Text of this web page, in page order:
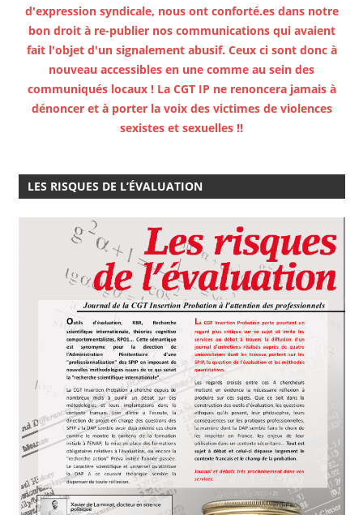
d'expression syndicale, nous ont conforté.es dans notre
bon droit à re-publier nos communications qui avaient
fait l'objet d'un signalement abusif. Ceux ci sont donc à
nouveau accessibles en une comme au sein des
communiqués locaux ! La CGT IP ne renoncera jamais à
dénoncer et à porter la voix des victimes de violences
sexistes et sexuelles !!
LES RISQUES DE L’ÉVALUATION